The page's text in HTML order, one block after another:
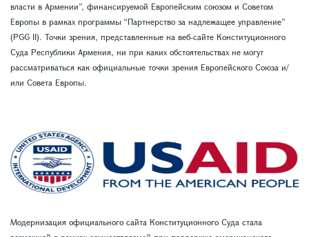
власти в Армении”, финансируемой Европейским союзом и Советом
Европы в рамках программы “Партнерство за надлежащее управление”
(PGG II). Точки зрения, представленные на веб-сайте Конституционного
Суда Республики Армения, ни при каких обстоятельствах не могут
рассматриваться как официальные точки зрения Европейского Союза и/
или Совета Европы.
Модернизация официального сайта Конституционного Суда стала